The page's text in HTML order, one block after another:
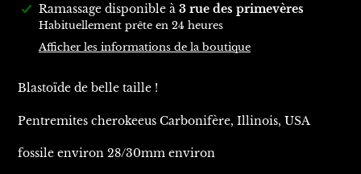
Ajout
d'un
produit
panier
Ramassage disponible à 3 rue des primevères
Habituellement prête en 24 heures
Afficher les informations de la boutique
Blastoïde de belle taille !
Pentremites cherokeeus Carbonifère, Illinois, USA
fossile environ 28/30mm environ